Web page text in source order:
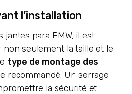
l’installation
jantes para BMW, il est
seulement la taille et le
type de montage des
recommandé. Un serrage
la sécurité et